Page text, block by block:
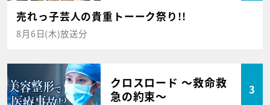
売れっ子芸人の貴重トーーク祭り!!
8月6日(木)放送分
クロスロード ～救命救
急の約束～
3